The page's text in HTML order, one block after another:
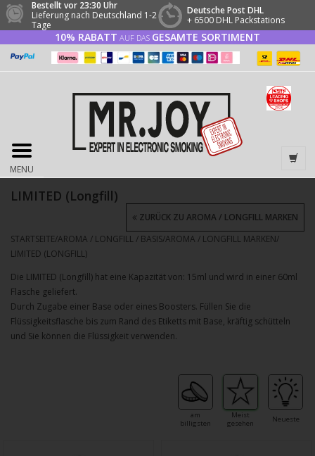
Bestellt vor 23:30 Uhr
Lieferung nach Deutschland 1-2
Tage
Deutsche Post DHL
+ 6500 DHL Packstations
10% RABATT AUF DAS GESAMTE SORTIMENT
MENU
LIMITED (Longfill)
STARTSEITE/AROMA / LONGFILL / BASIS/AROMA / LONGFILL MARKEN/
LIMITED (LONGFILL)
ZURÜCK ZU AROMA / LONGFILL MARKEN
Die LIMITED (Longfill) hat eine Kapazität von: 15ml und wird in einer 60ml
Flasche geliefert.
Durch Zugabe einer Base oder eines Boosters. Füllen Sie die
Flüssigkeitsflasche bis zum Rand des Etiketts mit Base, kräftig schütteln
und Sie können die Flüssigkeit verwenden.
am
billigsten
Meist
gesehen
Neueste